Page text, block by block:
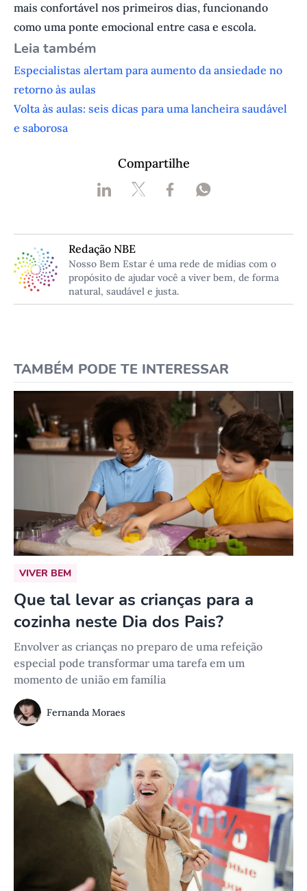
mais confortável nos primeiros dias, funcionando
como uma ponte emocional entre casa e escola.
L eia também
Especialistas alertam para aumento da ansiedade no
retorno às aulas
Volta às aulas: seis dicas para uma lancheira saudável
e saborosa
Compartilhe
Redação NBE
Nosso Bem Estar é uma rede de mídias com o
propósito de ajudar você a viver bem, de forma
natural, saudável e justa.
TAMBÉM PODE TE INTERESSAR
VIVER BEM
Que tal levar as crianças para a
cozinha neste Dia dos Pais?
Envolver as crianças no preparo de uma refeição
especial pode transformar uma tarefa em um
momento de união em família
Fernanda Moraes